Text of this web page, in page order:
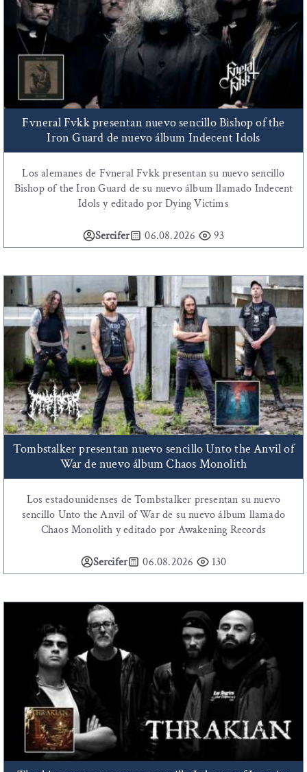
Fvneral Fvkk presentan nuevo sencillo Bishop of the
Iron Guard de nuevo álbum Indecent Idols
Los alemanes de Fvneral Fvkk presentan su nuevo sencillo
Bishop of the Iron Guard de su nuevo álbum llamado Indecent
Idols y editado por Dying Victims
Sercifer 06.08.2026 93
Tombstalker presentan nuevo sencillo Unto the Anvil of
War de nuevo álbum Chaos Monolith
Los estadounidenses de Tombstalker presentan su nuevo
sencillo Unto the Anvil of War de su nuevo álbum llamado
Chaos Monolith y editado por Awakening Records
Sercifer 06.08.2026 130